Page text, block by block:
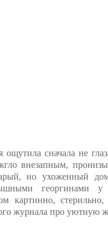
ощутила сначала не
внезапным,
но ухоженный
георгинами у
картинно,
журнала про уютную